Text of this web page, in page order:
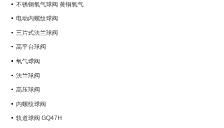
不锈钢氧气球阀 黄铜氧气
电动内螺纹球阀
三片式法兰球阀
高平台球阀
氧气球阀
法兰球阀
高压球阀
内螺纹球阀
轨道球阀 GQ47H